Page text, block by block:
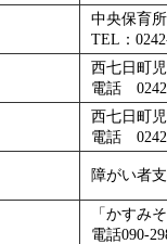
中央保育
TEL：
西七日町
電話
西七日町
電話
障がい者
「かすみ
電話090-